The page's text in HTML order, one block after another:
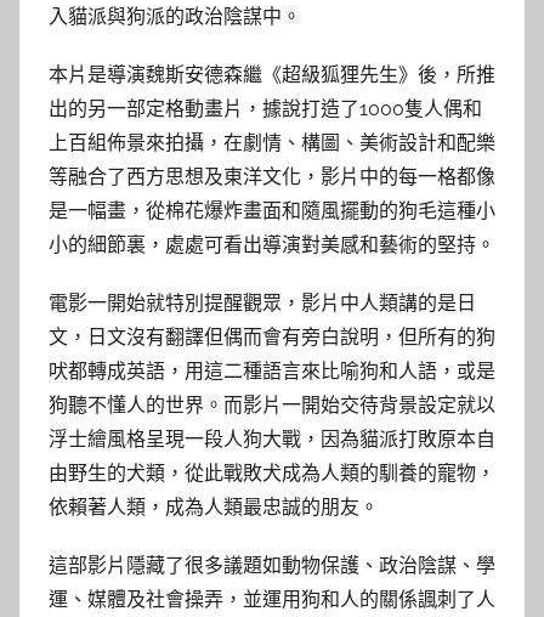
入貓派與狗派的政治陰謀中。
本片是導演魏斯安德森繼《超級狐狸先生》後，所推
出的另一部定格動畫片，據說打造了1000隻人偶和
上百組佈景來拍攝，在劇情、構圖、美術設計和配樂
等融合了西方思想及東洋文化，影片中的每一格都像
是一幅畫，從棉花爆炸畫面和隨風擺動的狗毛這種小
小的細節裏，處處可看出導演對美感和藝術的堅持。
電影一開始就特別提醒觀眾，影片中人類講的是日
文，日文沒有翻譯但偶而會有旁白說明，但所有的狗
吠都轉成英語，用這二種語言來比喻狗和人語，或是
狗聽不懂人的世界。而影片一開始交待背景設定就以
浮士繪風格呈現一段人狗大戰，因為貓派打敗原本自
由野生的犬類，從此戰敗犬成為人類的馴養的寵物，
依賴著人類，成為人類最忠誠的朋友。
這部影片隱藏了很多議題如動物保護、政治陰謀、學
運、媒體及社會操弄，並運用狗和人的關係諷刺了人